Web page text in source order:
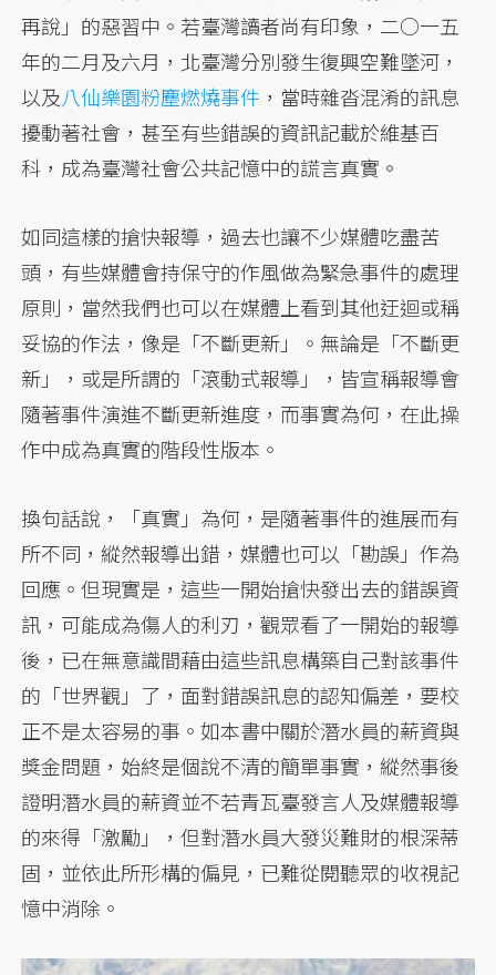
再說」的惡習中。若臺灣讀者尚有印象，二○一五
年的二月及六月，北臺灣分別發生復興空難墜河，
以及八仙樂園粉塵燃燒事件 ，當時雜沓混淆的訊息
擾動著社會，甚至有些錯誤的資訊記載於維基百
科，成為臺灣社會公共記憶中的謊言真實。
如同這樣的搶快報導，過去也讓不少媒體吃盡苦
頭，有些媒體會持保守的作風做為緊急事件的處理
原則，當然我們也可以在媒體上看到其他迂迴或稱
妥協的作法，像是「不斷更新」。無論是「不斷更
新」，或是所謂的「滾動式報導」，皆宣稱報導會
隨著事件演進不斷更新進度，而事實為何，在此操
作中成為真實的階段性版本。
換句話說，「真實」為何，是隨著事件的進展而有
所不同，縱然報導出錯，媒體也可以「勘誤」作為
回應。但現實是，這些一開始搶快發出去的錯誤資
訊，可能成為傷人的利刃，觀眾看了一開始的報導
後，已在無意識間藉由這些訊息構築自己對該事件
的「世界觀」了，面對錯誤訊息的認知偏差，要校
正不是太容易的事。如本書中關於潛水員的薪資與
獎金問題，始終是個說不清的簡單事實，縱然事後
證明潛水員的薪資並不若青瓦臺發言人及媒體報導
的來得「激勵」，但對潛水員大發災難財的根深蒂
固，並依此所形構的偏見，已難從閱聽眾的收視記
憶中消除。